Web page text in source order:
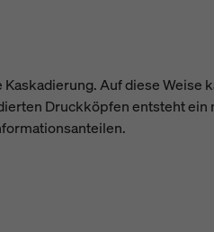
Auf diese Weise
Druckköpfen entsteht ein